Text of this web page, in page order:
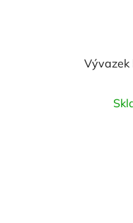
Vývazek